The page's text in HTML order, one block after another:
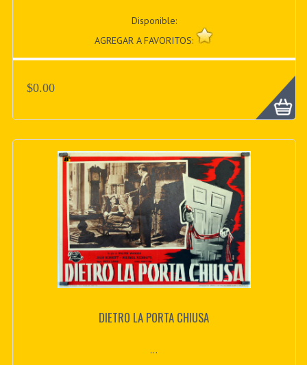
Disponible:
AGREGAR A FAVORITOS:
$0.00
DIETRO LA PORTA CHIUSA
...